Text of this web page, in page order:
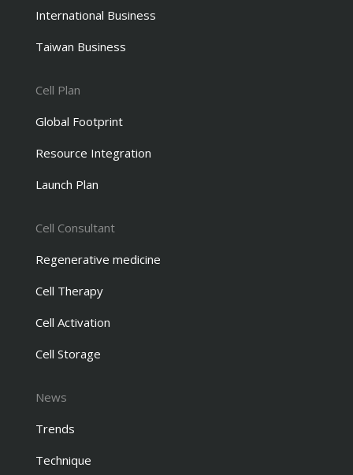
International Business
Taiwan Business
Cell Plan
Global Footprint
Resource Integration
Launch Plan
Cell Consultant
Regenerative medicine
Cell Therapy
Cell Activation
Cell Storage
News
Trends
Technique